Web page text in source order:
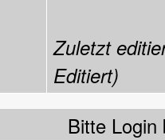
Zuletzt
Editiert)
Bitte Login